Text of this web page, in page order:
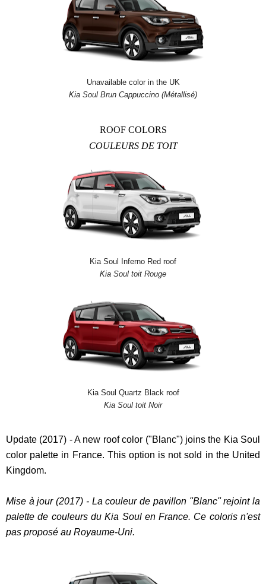
Unavailable color in the UK
Kia Soul Brun Cappuccino (Métallisé)
ROOF COLORS
COULEURS DE TOIT
Kia Soul Inferno Red roof
Kia Soul toit Rouge
Kia Soul Quartz Black roof
Kia Soul toit Noir
Update (2017) - A new roof color ("Blanc") joins the Kia Soul
color palette in France. This option is not sold in the United
Kingdom.
Mise à jour (2017) - La couleur de pavillon "Blanc" rejoint la
palette de couleurs du Kia Soul en France. Ce coloris n'est
pas proposé au Royaume-Uni.